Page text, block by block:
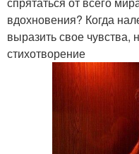
вдохновения? Когда
выразить свое чувства,
стихотворение